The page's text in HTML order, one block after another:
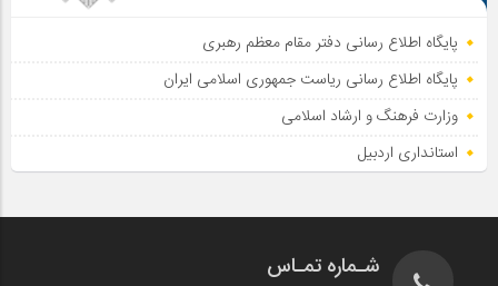
پایگاه اطلاع رسانی دفتر مقام معظم رهبری
پایگاه اطلاع‌ رسانی ریاست‌ جمهوری اسلامی ایران
وزارت فرهنگ و ارشاد اسلامی
استانداری اردبیل
شـماره تمـاس